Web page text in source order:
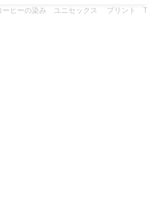
ーヒーの染み ユニセックス プリント